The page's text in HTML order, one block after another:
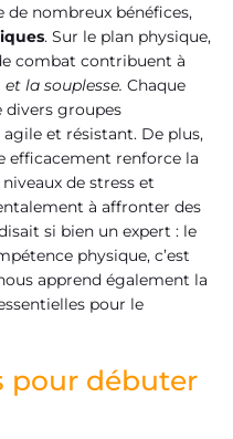
de nombreux bénéfices,
. Sur le plan physique,
combat contribuent à
et la souplesse. Chaque
divers groupes
et résistant. De plus,
efficacement renforce la
de stress et
à affronter des
si bien un expert : le
physique, c’est
apprend également la
pour le
pour débuter